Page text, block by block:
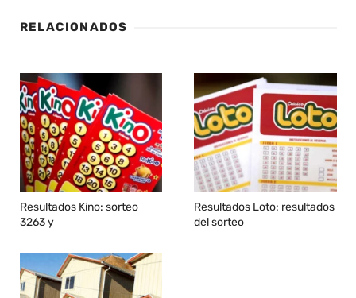
RELACIONADOS
Resultados Kino: sorteo
3263 y
Resultados Loto: resultados
del sorteo